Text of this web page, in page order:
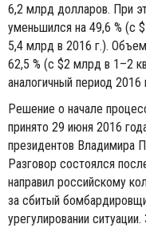
6,2 млрд долларов. При
уменьшился на 49,6 % (с
5,4 млрд в 2016 г.).
62,5 % (с $2 млрд в 1–2
аналогичный период 2016
Решение о начале
принято 29 июня 2016
президентов Владимира
Разговор состоялся
направил российскому
за сбитый
урегулировании